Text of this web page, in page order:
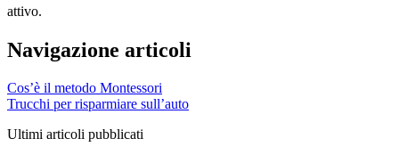
attivo.
Navigazione articoli
Cos’è il metodo Montessori
Trucchi per risparmiare sull’auto
Ultimi articoli pubblicati